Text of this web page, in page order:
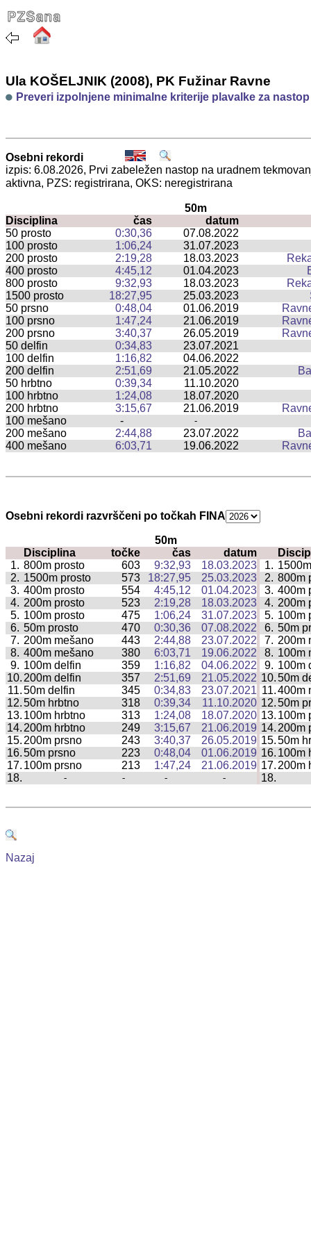
Ula KOŠELJNIK (2008), PK Fužinar Ravne
Preveri izpolnjene minimalne kriterije plavalke za
Osebni rekordi
izpis: 6.08.2026, Prvi zabeležen nastop na uradnem
aktivna, PZS: registrirana, OKS: neregistrirana
50m
Disciplina
čas
datum
50 prosto
0:30,36
07.08.2022
100 prosto
1:06,24
31.07.2023
200 prosto
2:19,28 18.03.2023
400 prosto
4:45,12 01.04.2023
800 prosto
9:32,93 18.03.2023
1500 prosto
18:27,95 25.03.2023
50 prsno
0:48,04 01.06.2019
100 prsno
1:47,24 21.06.2019
200 prsno
3:40,37 26.05.2019
50 delfin
0:34,83
23.07.2021
100 delfin
1:16,82
04.06.2022
200 delfin
2:51,69 21.05.2022
50 hrbtno
0:39,34
11.10.2020
100 hrbtno
1:24,08
18.07.2020
200 hrbtno
3:15,67 21.06.2019
100 mešano
- -
200 mešano 2:44,88 23.07.2022
400 mešano
6:03,71 19.06.2022
Osebni rekordi razvrščeni po točkah FINA
50m
Disciplina
točke čas datum
1. 800m prosto 603 9:32,93 18.03.2023 1.
2. 1500m prosto 573 18:27,95 25.03.2023 2. 800m
3. 400m prosto 554 4:45,12 01.04.2023 3. 400m
4. 200m prosto 523 2:19,28 18.03.2023 4. 200m
5. 100m prosto 475 1:06,24 31.07.2023 5. 100m
6. 50m prosto 470 0:30,36 07.08.2022 6. 50m
7. 200m mešano 443 2:44,88 23.07.2022 7. 200m
8. 400m mešano 380 6:03,71 19.06.2022 8. 100m
9. 100m delfin 359 1:16,82 04.06.2022 9. 100m
10. 200m delfin 357 2:51,69 21.05.2022 10.50m
11.50m delfin 345 0:34,83 23.07.2021 11.400m
12.50m hrbtno 318 0:39,34 11.10.2020 12.50m
13. 100m hrbtno 313 1:24,08 18.07.2020 13. 100m
14. 200m hrbtno 249 3:15,67 21.06.2019 14. 200m
15. 200m prsno 243 3:40,37 26.05.2019 15.50m
16.50m prsno 223 0:48,04 01.06.2019 16. 100m
17. 100m prsno 213 1:47,24 21.06.2019 17. 200m
18.
- - - - 18.
Nazaj